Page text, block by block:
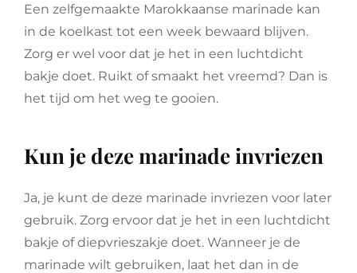
Een zelfgemaakte Marokkaanse marinade kan
in de koelkast tot een week bewaard blijven.
Zorg er wel voor dat je het in een luchtdicht
bakje doet. Ruikt of smaakt het vreemd? Dan is
het tijd om het weg te gooien.
Kun je deze marinade invriezen
Ja, je kunt de deze marinade invriezen voor later
gebruik. Zorg ervoor dat je het in een luchtdicht
bakje of diepvrieszakje doet. Wanneer je de
marinade wilt gebruiken, laat het dan in de